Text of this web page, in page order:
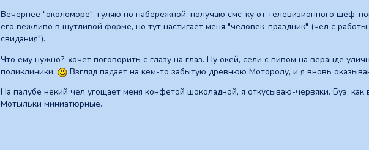
Вечернее "околоморе", гуляю по набережной, получаю смс-ку от телевизионного шеф-
его вежливо в шутливой форме, но тут настигает меня "человек-праздник" (чел с
свидания").
Что ему нужно?-хочет поговорить с глазу на глаз. Ну окей, сели с пивом на веранде
поликлиники.
Взгляд падает на кем-то забытую древнюю Моторолу, и я вновь
На палубе некий чел угощает меня конфетой шоколадной, я откусываю-червяки. Буэ,
Мотыльки миниатюрные.